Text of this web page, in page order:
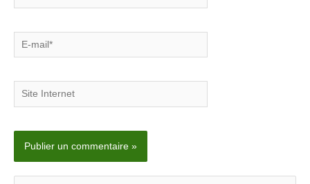
E-
mail*
Site
Internet